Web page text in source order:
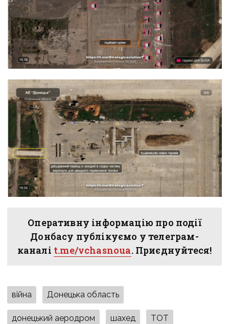
Оперативну інформацію про події
Донбасу публікуємо у телеграм-
каналі t.me/vchasnoua. Приєднуйтеся!
війна Донецька область
донецький аеродром шахед ТОТ